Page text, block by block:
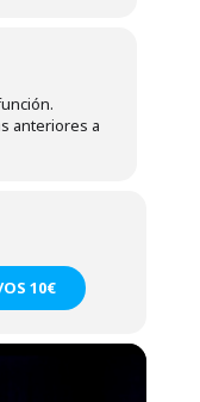
anteriores a
OS 10€